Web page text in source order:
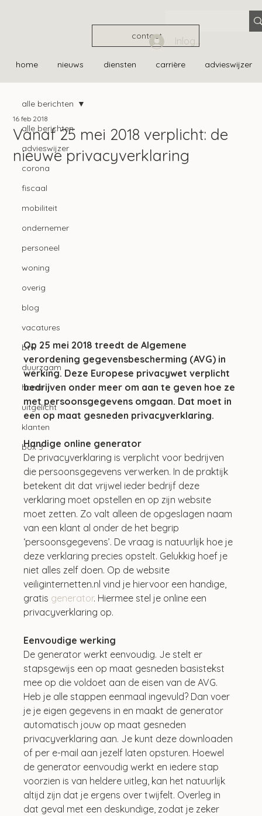
contact
home nieuws diensten carrière advieswijzer
Inloggen
alle berichten
advieswijzer
corona
fiscaal
mobiliteit
ondernemer
personeel
woning
overig
blog
vacatures
btw
duurzaam
home
uitgelicht
klanten
box 3
alle berichten
Vanaf 25 mei 2018 verplicht: de
nieuwe privacyverklaring
16 feb 2018
Op 25 mei 2018 treedt de Algemene
verordening gegevensbescherming (AVG) in
werking. Deze Europese privacywet verplicht
bedrijven onder meer om aan te geven hoe ze
met persoonsgegevens omgaan. Dat moet in
een op maat gesneden privacyverklaring.
Handige online generator
De privacyverklaring is verplicht voor bedrijven
die persoonsgegevens verwerken. In de praktijk
betekent dit dat vrijwel ieder bedrijf deze
verklaring moet opstellen en op zijn website
moet zetten. Zo valt alleen de opgeslagen naam
van een klant al onder de het begrip
‘persoonsgegevens’. De vraag is natuurlijk hoe je
deze verklaring precies opstelt. Gelukkig hoef je
niet alles zelf doen. Op de website
veiliginternetten.nl vind je hiervoor een handige,
gratis generator. Hiermee stel je online een
privacyverklaring op.
Eenvoudige werking
De generator werkt eenvoudig. Je stelt er
stapsgewijs een op maat gesneden basistekst
mee op die voldoet aan de eisen van de AVG.
Heb je alle stappen eenmaal ingevuld? Dan voer
je je eigen gegevens in en maakt de generator
automatisch jouw op maat gesneden
privacyverklaring aan. Je kunt deze downloaden
of per e-mail aan jezelf laten opsturen. Hoewel
de generator eenvoudig werkt en iedere stap
voorzien is van heldere uitleg, kan het natuurlijk
altijd zijn dat je ergens over twijfelt. Overleg in
dat geval met een deskundige, zodat je zeker